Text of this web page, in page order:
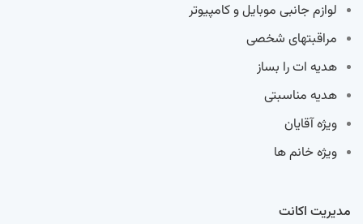
لوازم جانبی موبایل و کامپیوتر
مراقبتهای شخصی
هدیه ات را بساز
هدیه مناسبتی
ویژه آقایان
ویژه خانم ها
مدیریت اکانت